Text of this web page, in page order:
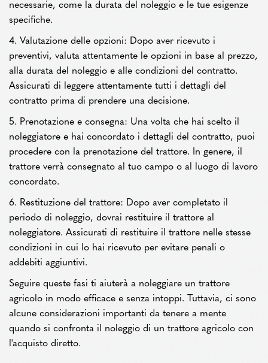
necessarie, come la durata del noleggio e le tue esigenze
specifiche.
4. Valutazione delle opzioni: Dopo aver ricevuto i
preventivi, valuta attentamente le opzioni in base al prezzo,
alla durata del noleggio e alle condizioni del contratto.
Assicurati di leggere attentamente tutti i dettagli del
contratto prima di prendere una decisione.
5. Prenotazione e consegna: Una volta che hai scelto il
noleggiatore e hai concordato i dettagli del contratto, puoi
procedere con la prenotazione del trattore. In genere, il
trattore verrà consegnato al tuo campo o al luogo di lavoro
concordato.
6. Restituzione del trattore: Dopo aver completato il
periodo di noleggio, dovrai restituire il trattore al
noleggiatore. Assicurati di restituire il trattore nelle stesse
condizioni in cui lo hai ricevuto per evitare penali o
addebiti aggiuntivi.
Seguire queste fasi ti aiuterà a noleggiare un trattore
agricolo in modo efficace e senza intoppi. Tuttavia, ci sono
alcune considerazioni importanti da tenere a mente
quando si confronta il noleggio di un trattore agricolo con
l'acquisto diretto.